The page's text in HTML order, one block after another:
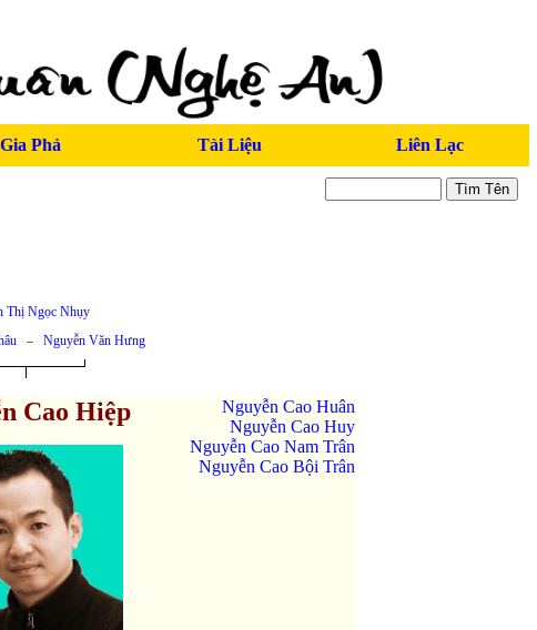
Gia Phả Tài Liệu Liên Lạc
Thị Ngọc Nhụy
– Nguyễn Văn Hưng
Cao Hiệp
Nguyễn Cao Huân
Nguyễn Cao Huy
Nguyễn Cao Nam Trân
Nguyễn Cao Bội Trân